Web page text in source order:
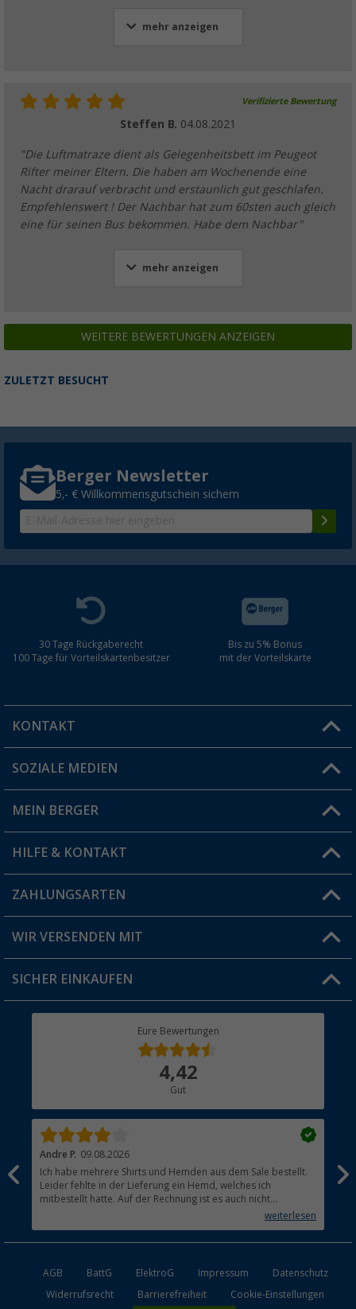
mehr anzeigen
Verifizierte Bewertung
Steffen B. 04.08.2021
"Die Luftmatraze dient als Gelegenheitsbett im Peugeot
Rifter meiner Eltern. Die haben am Wochenende eine
Nacht drarauf verbracht und erstaunlich gut geschlafen.
Empfehlenswert ! Der Nachbar hat zum 60sten auch gleich
eine für seinen Bus bekommen. Habe dem Nachbar"
mehr anzeigen
WEITERE BEWERTUNGEN ANZEIGEN
ZULETZT BESUCHT
Berger Newsletter
5,- € Willkommensgutschein sichern
30 Tage Rückgaberecht
100 Tage für Vorteilskartenbesitzer
Bis zu 5% Bonus
mit der Vorteilskarte
KONTAKT
Du hast eine Frage?
Filiale finden
SOZIALE MEDIEN
MEIN BERGER
Vorteilskarte
Blog
Jobs & Karriere
HILFE & KONTAKT
FAQ & Kontakt
Versandinformationen
Rücksendung
ZAHLUNGSARTEN
WIR VERSENDEN MIT
SICHER EINKAUFEN
Eure Bewertungen
4,42
Gut
Andre P. 09.08.2026
Ich habe mehrere Shirts und Hemden aus dem Sale bestellt.
Leider fehlte in der Lieferung ein Hemd, welches ich
mitbestellt hatte. Auf der Rechnung ist es auch nicht
aufgetaucht, aber es gab keinen einzigen Hinweis, dass die
weiterlesen
AGB BattG ElektroG Impressum
Datenschutz
Widerrufsrecht
Barrierefreiheit Cookie-Einstellungen